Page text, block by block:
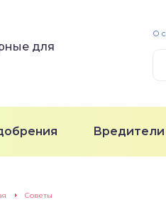
для
Вредители
О
Советы